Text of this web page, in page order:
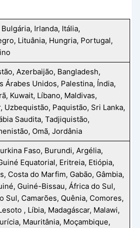
Irlanda, Itália,
Lituânia, Hungria, Portugal,
Azerbaijão, Bangladesh,
Árabes Unidos, Palestina, Índia,
Kuwait, Líbano, Maldivas,
Uzbequistão, Paquistão, Sri Lanka,
Saudita, Tadjiquistão,
Omã, Jordânia
Faso, Burundi, Argélia,
Equatorial, Eritreia, Etiópia,
Costa do Marfim, Gabão, Gâmbia,
Guiné-Bissau, África do Sul,
Sul, Camarões, Quênia, Comores,
, Líbia, Madagáscar, Malawi,
Mauritânia, Moçambique,